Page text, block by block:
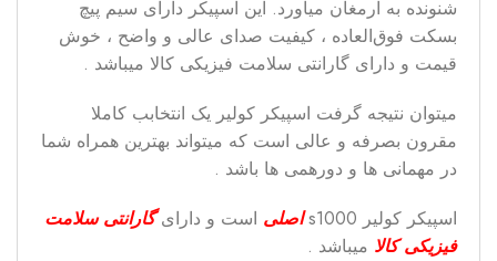
شنونده به ارمغان میاورد. این اسپیکر دارای سیم پیچ
بسکت فوق‌العاده ، کیفیت صدای عالی و واضح ، خوش
قیمت و دارای گارانتی سلامت فیزیکی کالا میباشد .
میتوان نتیجه گرفت اسپیکر کولیر یک انتخابب کاملا
مقرون بصرفه و عالی است که میتواند بهترین همراه شما
در مهمانی ها و دورهمی ها باشد .
اسپیکر کولیر s1000
اصلی است و دارایگارانتی سلامت
فیزیکی کال میباشد .